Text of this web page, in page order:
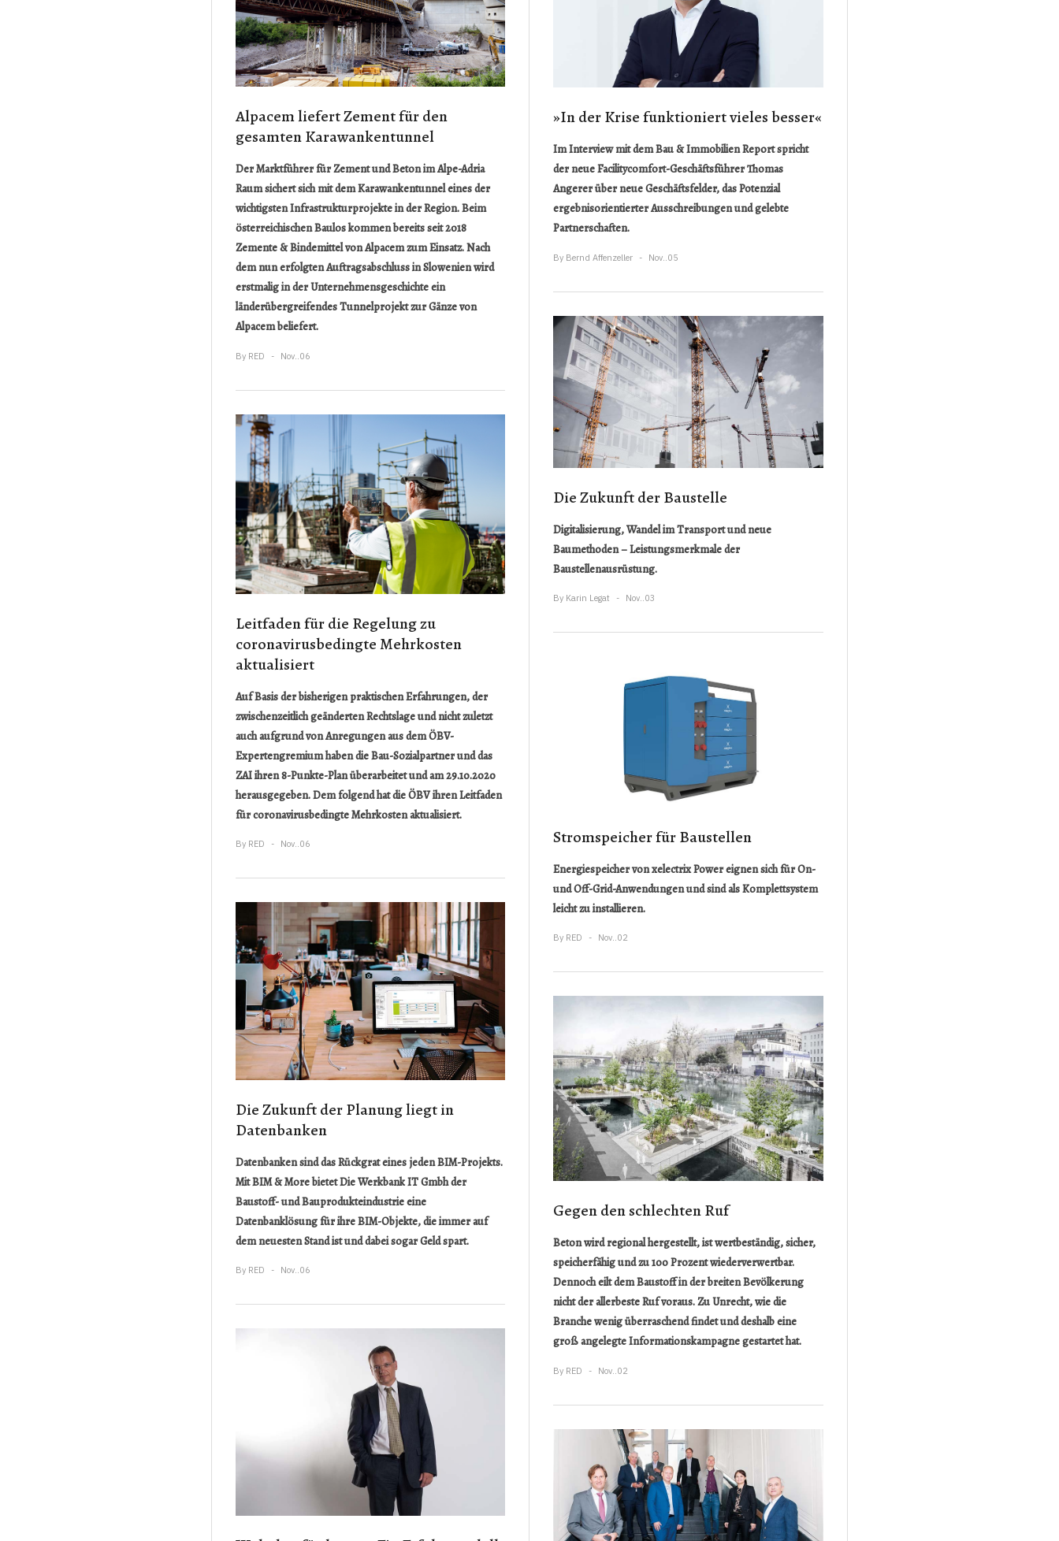
Alpacem liefert Zement für den
gesamten Karawankentunnel
Der Marktführer für Zement und Beton im Alpe-Adria
Raum sichert sich mit dem Karawankentunnel eines der
wichtigsten Infrastrukturprojekte in der Region. Beim
österreichischen Baulos kommen bereits seit 2018
Zemente & Bindemittel von Alpacem zum Einsatz. Nach
dem nun erfolgten Auftragsabschluss in Slowenien wird
erstmalig in der Unternehmensgeschichte ein
länderübergreifendes Tunnelprojekt zur Gänze von
Alpacem beliefert.
By RED Nov..06
Leitfaden für die Regelung zu
coronavirusbedingte Mehrkosten
aktualisiert
Auf Basis der bisherigen praktischen Erfahrungen, der
zwischenzeitlich geänderten Rechtslage und nicht zuletzt
auch aufgrund von Anregungen aus dem ÖBV-
Expertengremium haben die Bau-Sozialpartner und das
ZAI ihren 8-Punkte-Plan überarbeitet und am 29.10.2020
herausgegeben. Dem folgend hat die ÖBV ihren Leitfaden
für coronavirusbedingte Mehrkosten aktualisiert.
By RED Nov..06
Die Zukunft der Planung liegt in
Datenbanken
Datenbanken sind das Rückgrat eines jeden BIM-Projekts.
Mit BIM & More bietet Die Werkbank IT Gmbh der
Baustoff- und Bauprodukteindustrie eine
Datenbanklösung für ihre BIM-Objekte, die immer auf
dem neuesten Stand ist und dabei sogar Geld spart.
By RED Nov..06
»In der Krise funktioniert vieles besser«
Im Interview mit dem Bau & Immobilien Report spricht
der neue Facilitycomfort-Geschäftsführer Thomas
Angerer über neue Geschäftsfelder, das Potenzial
ergebnisorientierter Ausschreibungen und gelebte
Partnerschaften.
By Bernd Affenzeller Nov..05
Die Zukunft der Baustelle
Digitalisierung, Wandel im Transport und neue
Baumethoden – Leistungsmerkmale der
Baustellenausrüstung.
By Karin Legat Nov..03
Stromspeicher für Baustellen
Energiespeicher von xelectrix Power eignen sich für On-
und Off-Grid-Anwendungen und sind als Komplettsystem
leicht zu installieren.
By RED Nov..02
Gegen den schlechten Ruf
Beton wird regional hergestellt, ist wertbeständig, sicher,
speicherfähig und zu 100 Prozent wiederverwertbar.
Dennoch eilt dem Baustoff in der breiten Bevölkerung
nicht der allerbeste Ruf voraus. Zu Unrecht, wie die
Branche wenig überraschend findet und deshalb eine
groß angelegte Informationskampagne gestartet hat.
By RED Nov..02